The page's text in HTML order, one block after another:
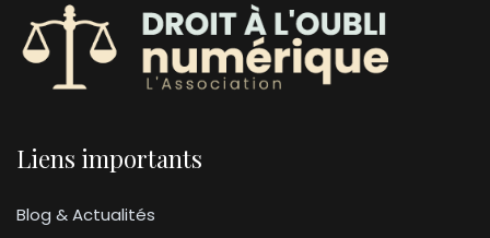
Liens importants
Blog & Actualités